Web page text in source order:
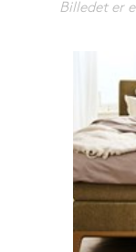
599,-
Billedet er